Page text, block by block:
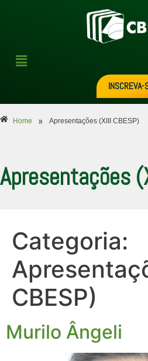
INSCREVA-
Home » Apresentações (XIII CBESP)
Apresentações
Categoria:
CBESP)
Murilo Ângeli